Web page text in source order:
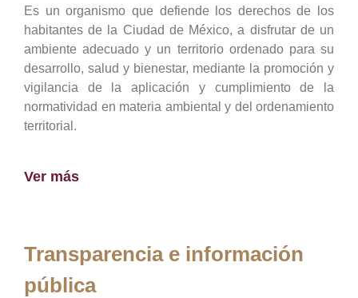
Es un organismo que defiende los derechos de los
habitantes de la Ciudad de México, a disfrutar de un
ambiente adecuado y un territorio ordenado para su
desarrollo, salud y bienestar, mediante la promoción y
vigilancia de la aplicación y cumplimiento de la
normatividad en materia ambiental y del ordenamiento
territorial.
Ver más
Transparencia e información
pública